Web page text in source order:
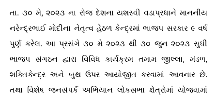
તા. ૩૦ મે, ૨૦૨૩ ના રોજ દેશના યશસ્વી વડાપ્રધાને માનનીય
નરેન્દ્રભાઈ મોદીના નેતૃત્વ હેઠળ કેન્દ્રમાં ભાજપ સરકાર ૯ વર્ષ
પુર્ણ કરેલ. આ પ્રસંગે ૩૦ મે ૨૦૨૩ થી ૩૦ જુન ૨૦૨૩ સુધી
ભાજપ સંગઠન દ્વારા વિવિધ કાર્યક્રમ તમામ જીલ્લા, મંડળ,
શક્તિકેન્દ્ર અને બુથ ઉપર આયોજીત કરવામાં આવનાર છે.
તથા વિશેષ જનસંપર્ક અભિયાન લોકસભા ક્ષેત્રોમાં યોજવામાં